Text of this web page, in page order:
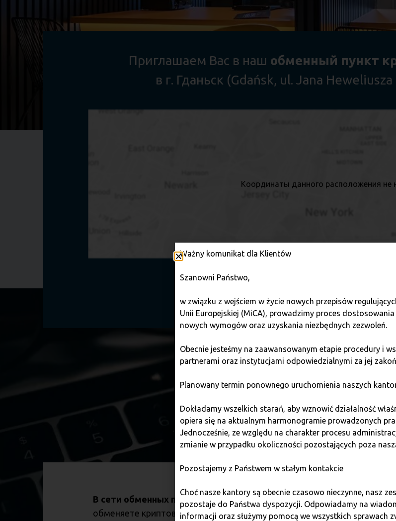
Приглашаем Вас в наш обменный пункт
в г. Гданьск (Gdańsk, ul. Jana
Координаты данного расположения не
Обменный пункт «Bitcoin Quark» в г.
В сети обменных пунктов «Bitcoin Quark»
быстро, без лишних
обменяете криптовалюту на польский злотый на территории всей
Ważny komunikat dla Klientów
Szanowni Państwo,
w związku z wejściem w życie nowych przepisów
Unii Europejskiej (MiCA), prowadzimy proces
nowych wymogów oraz uzyskania niezbędnych zezwoleń.
Obecnie jesteśmy na zaawansowanym etapie procedury i
partnerami oraz instytucjami odpowiedzialnymi za jej
Planowany termin ponownego uruchomienia naszych
Dokładamy wszelkich starań, aby wznowić działalność
opiera się na aktualnym harmonogramie prowadzonych
Jednocześnie, ze względu na charakter procesu
zmianie w przypadku okoliczności pozostających poza
Pozostajemy z Państwem w stałym kontakcie
Choć nasze kantory są obecnie czasowo nieczynne, nasz
pozostaje do Państwa dyspozycji. Odpowiadamy na
informacji oraz służymy pomocą we wszystkich sprawach